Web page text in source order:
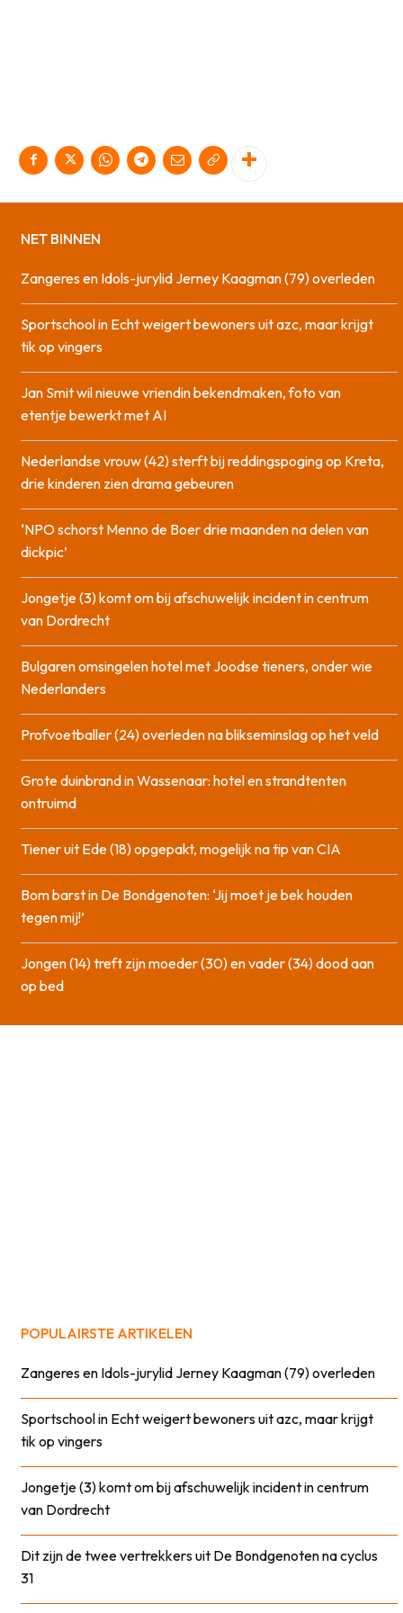
NET BINNEN
Zangeres en Idols-jurylid Jerney Kaagman (79) overleden
Sportschool in Echt weigert bewoners uit azc, maar krijgt
tik op vingers
Jan Smit wil nieuwe vriendin bekendmaken, foto van
etentje bewerkt met AI
Nederlandse vrouw (42) sterft bij reddingspoging op Kreta,
drie kinderen zien drama gebeuren
‘NPO schorst Menno de Boer drie maanden na delen van
dickpic’
Jongetje (3) komt om bij afschuwelijk incident in centrum
van Dordrecht
Bulgaren omsingelen hotel met Joodse tieners, onder wie
Nederlanders
Profvoetballer (24) overleden na blikseminslag op het veld
Grote duinbrand in Wassenaar: hotel en strandtenten
ontruimd
Tiener uit Ede (18) opgepakt, mogelijk na tip van CIA
Bom barst in De Bondgenoten: ‘Jij moet je bek houden
tegen mij!’
Jongen (14) treft zijn moeder (30) en vader (34) dood aan
op bed
POPULAIRSTE ARTIKELEN
Zangeres en Idols-jurylid Jerney Kaagman (79) overleden
Sportschool in Echt weigert bewoners uit azc, maar krijgt
tik op vingers
Jongetje (3) komt om bij afschuwelijk incident in centrum
van Dordrecht
Dit zijn de twee vertrekkers uit De Bondgenoten na cyclus
31